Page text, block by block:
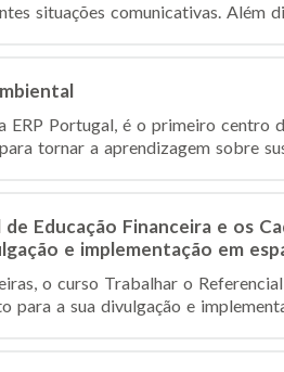
situações comunicativas. Além
Portugal, é o primeiro centro
tornar a aprendizagem sobre
Educação Financeira e os
e implementação em
o curso Trabalhar o
a sua divulgação e